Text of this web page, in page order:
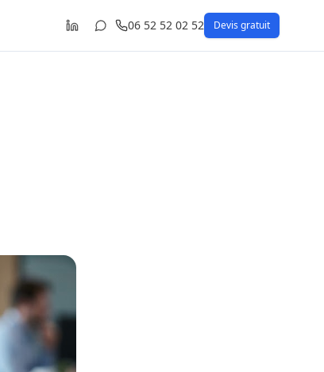
06 52 52 02 52 Devis gratuit